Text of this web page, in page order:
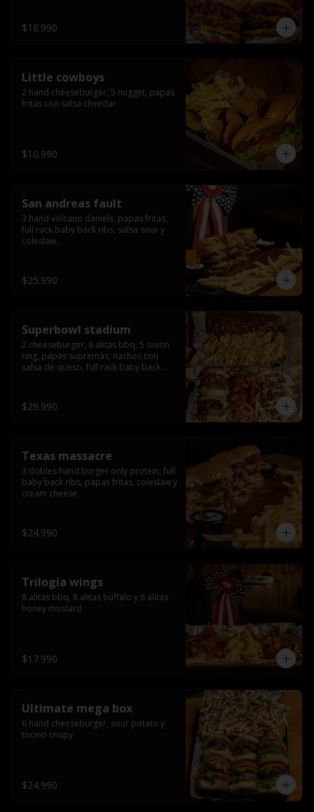
$18.990
Little cowboys
2 hand cheeseburger, 5 nugget, papas
fritas con salsa cheedar
$10.990
San andreas fault
3 hand volcano daniels, papas fritas,
full rack baby back ribs, salsa sour y
coleslaw.
$25.990
Superbowl stadium
2 cheeseburger, 8 alitas bbq, 5 onion
ring, papas supremas, nachos con
salsa de queso, full rack baby back
$29.990
Texas massacre
3 dobles hand burger only protein, full
baby back ribs, papas fritas, coleslaw y
cream cheese
$24.990
Trilogía wings
8 alitas bbq, 8 alitas buffalo y 8 alitas
honey mustard
$17.990
Ultimate mega box
6 hand cheeseburger, sour potato y
tocino crispy
$24.990